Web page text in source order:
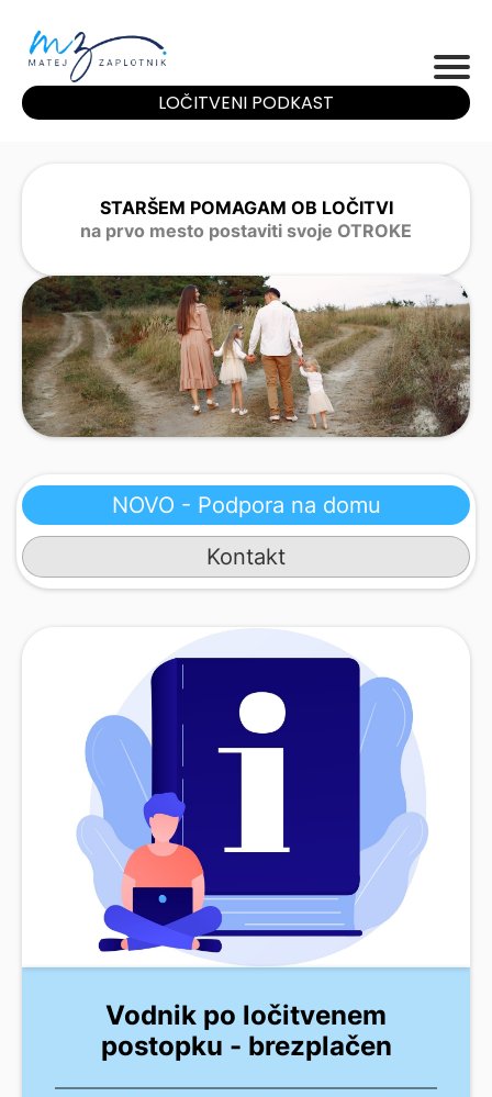
LOČITVENI PODKAST
STARŠEM POMAGAM OB LOČITVI
na prvo mesto postaviti svoje OTROKE
NOVO - Podpora na domu
Kontakt
Vodnik po ločitvenem
postopku - brezplačen